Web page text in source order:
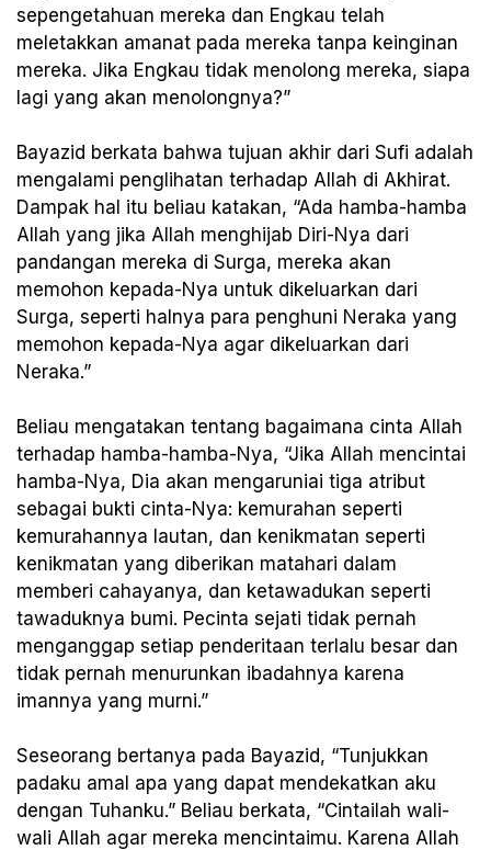
sepengetahuan mereka dan Engkau telah
meletakkan amanat pada mereka tanpa keinginan
mereka. Jika Engkau tidak menolong mereka, siapa
lagi yang akan menolongnya?”
Bayazid berkata bahwa tujuan akhir dari Sufi adalah
mengalami penglihatan terhadap Allah di Akhirat.
Dampak hal itu beliau katakan, “Ada hamba-hamba
Allah yang jika Allah menghijab Diri-Nya dari
pandangan mereka di Surga, mereka akan
memohon kepada-Nya untuk dikeluarkan dari
Surga, seperti halnya para penghuni Neraka yang
memohon kepada-Nya agar dikeluarkan dari
Neraka.”
Beliau mengatakan tentang bagaimana cinta Allah
terhadap hamba-hamba-Nya, “Jika Allah mencintai
hamba-Nya, Dia akan mengaruniai tiga atribut
sebagai bukti cinta-Nya: kemurahan seperti
kemurahannya lautan, dan kenikmatan seperti
kenikmatan yang diberikan matahari dalam
memberi cahayanya, dan ketawadukan seperti
tawaduknya bumi. Pecinta sejati tidak pernah
menganggap setiap penderitaan terlalu besar dan
tidak pernah menurunkan ibadahnya karena
imannya yang murni.”
Seseorang bertanya pada Bayazid, “Tunjukkan
padaku amal apa yang dapat mendekatkan aku
dengan Tuhanku.” Beliau berkata, “Cintailah wali-
wali Allah agar mereka mencintaimu. Karena Allah